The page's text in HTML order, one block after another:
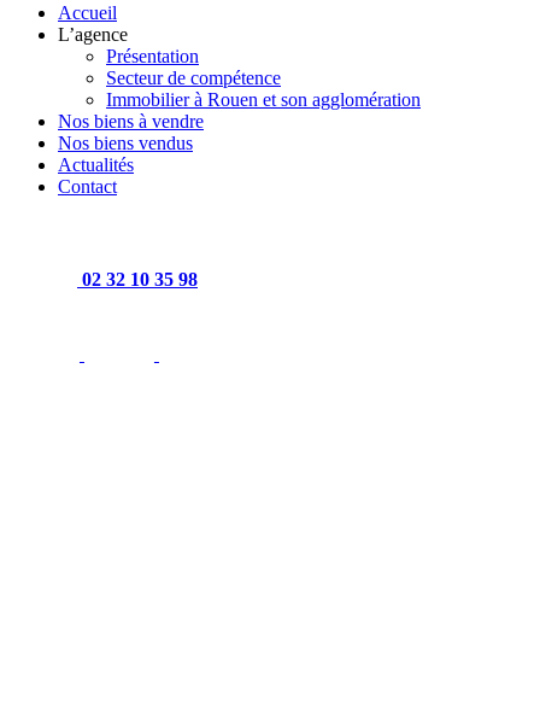
Accueil
L’agence
Présentation
Secteur de compétence
Immobilier à Rouen et son agglomération
Nos biens à vendre
Nos biens vendus
Actualités
Contact
02 32 10 35 98